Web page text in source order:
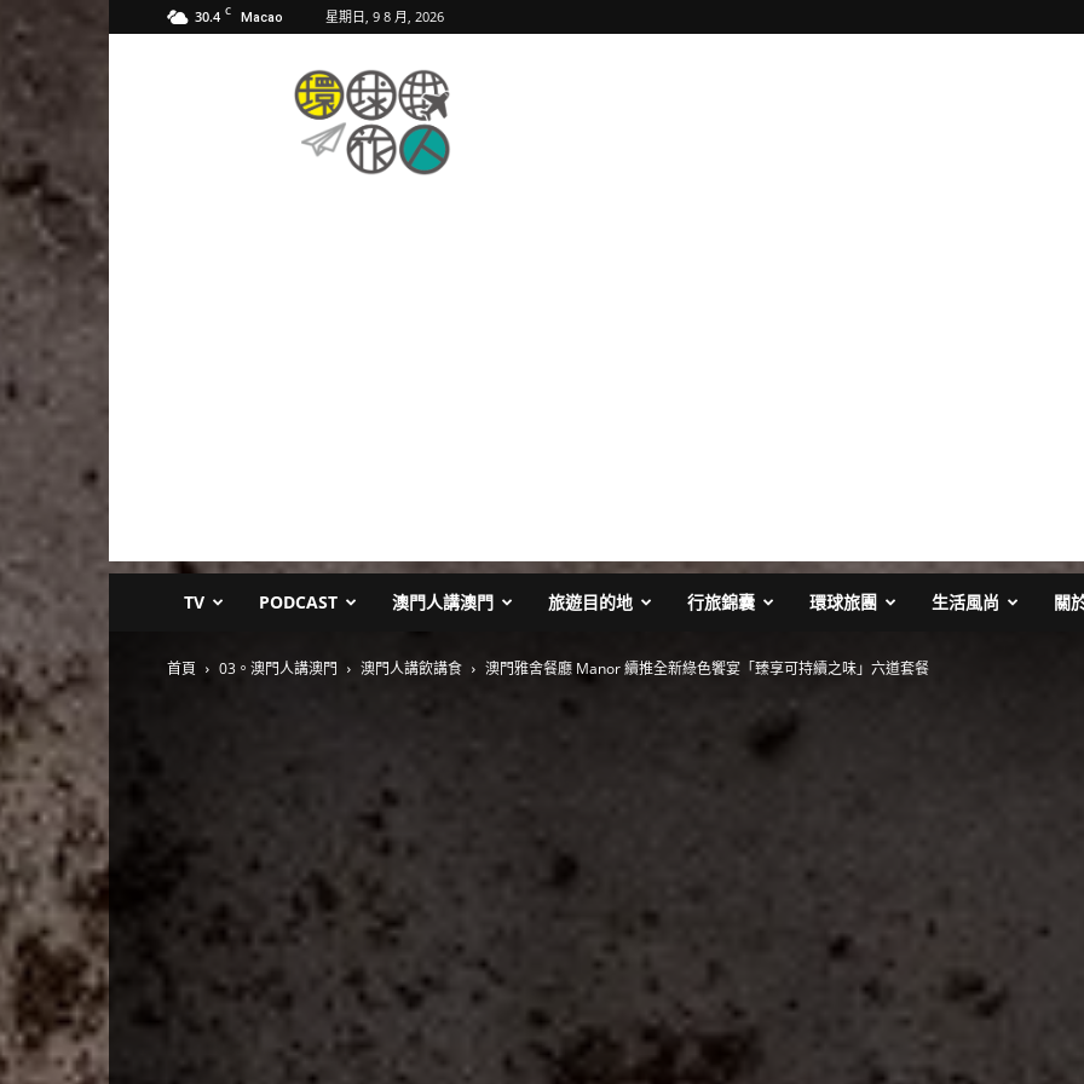
30.4 C Macao 星期日, 9 8 月, 2026
TV PODCAST 澳門人講澳門 旅遊目的地 行旅錦囊 環球旅團 生活風尚 關
首頁 03。澳門人講澳門 澳門人講飲講食 澳門雅舍餐廳 Manor 續推全新綠色饗宴「臻享可持續之味」六道套餐